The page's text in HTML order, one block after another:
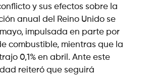
y sus efectos sobre la
anual del Reino Unido se
impulsada en parte por
combustible, mientras que la
0,1% en abril. Ante este
reiteró que seguirá